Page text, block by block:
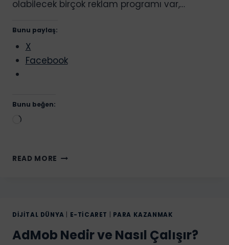
olabilecek birçok reklam programı var,…
Bunu paylaş:
X
Facebook
Bunu beğen:
Yükleniyor...
READ MORE GOOGLE
ILE
PARA
KAZANILIR?
DIJITAL DÜNYA E-TICARET PARA KAZANMAK
AdMob Nedir ve Nasıl Çalışır?